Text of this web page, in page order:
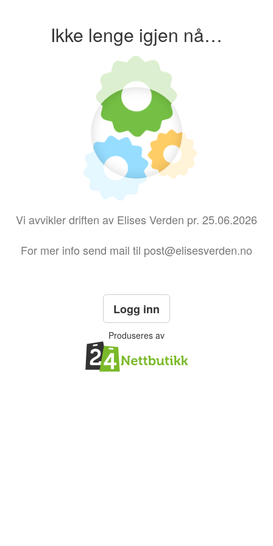
Ikke lenge igjen nå…
Vi avvikler driften av Elises Verden pr. 25.06.2026
For mer info send mail til post@elisesverden.no
Logg inn
Produseres av